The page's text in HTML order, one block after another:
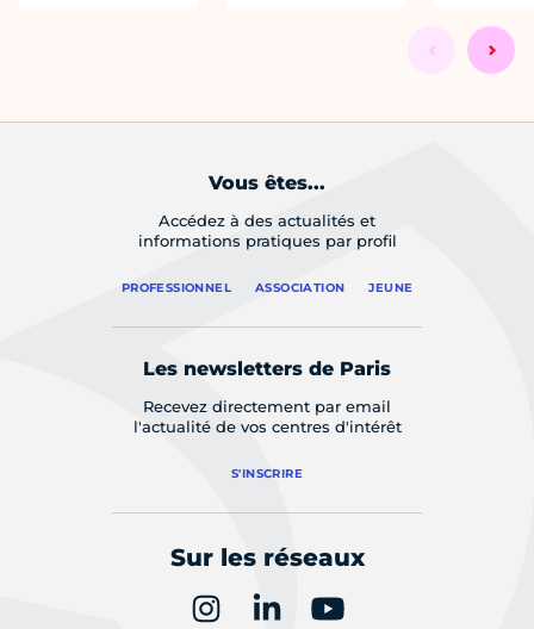
Vous êtes...
Accédez à des actualités et
informations pratiques par profil
PROFESSIONNEL ASSOCIATION JEUNE
Les newsletters de Paris
Recevez directement par email
l'actualité de vos centres d'intérêt
S'INSCRIRE
Sur les réseaux